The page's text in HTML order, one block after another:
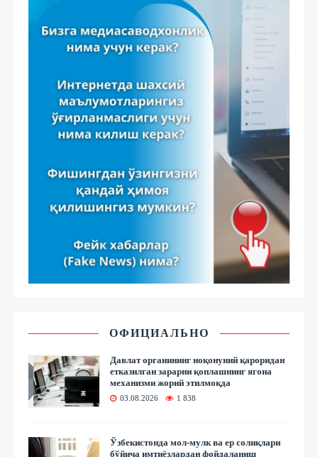
ОФИЦИАЛЬНО
Давлат органининг ноқонуний қароридан
етказилган зарарни қоплашнинг ягона
механизми жорий этилмоқда
03.08.2026 1 838
Ўзбекистонда мол-мулк ва ер солиқлари
бўйича имтиёзлардан фойдаланиш